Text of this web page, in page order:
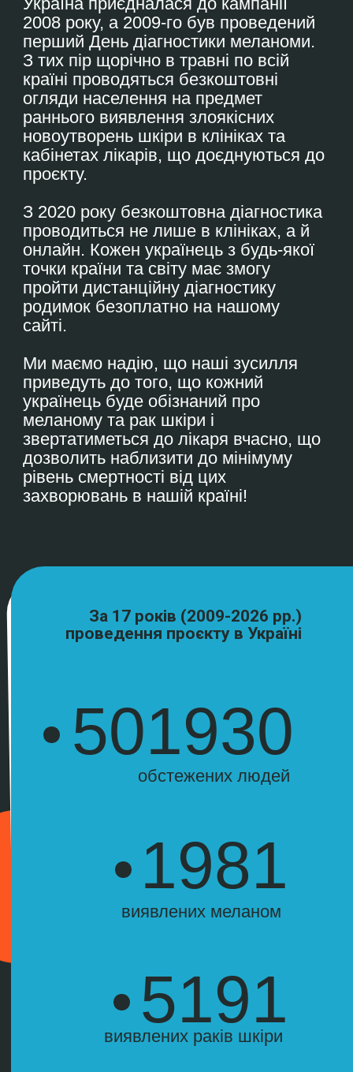
на боротьбі з небезпечними міфами,
що активно ширяться серед молоді в
TikTok та Instagram.
Ми бачимо сотні порад про «безпечну
засмагу» чи «шкоду SPF», які не мають
жодного наукового підґрунтя. Наша
мета – зупинити хвилю
дезінформації.
Ми закликаємо молоде покоління
вмикати критичне мислення:
довіряйте хайповим трендам
здоров’я. Довіряйте лише перевіреним
фактам та професійним лікарям.
Пам’ятайте: меланома не зважає на
кількість лайків, вона зважає лише на
вчасну діагностику!
випромінювання.
57% 15-19-річних вважають засмаглу
шкіру привабливою.
Сучасне покоління надає перевагу
Але таке ж здорове ставлення не
завжди стосується шкіри…
84% підлітків знають, що незахищене
Сонячні опіки до 19-ти років значно
збільшують шанси отримати
меланому та рак шкіри протягом
ДОСЛІДЖЕННЯ СВІДЧАТЬ